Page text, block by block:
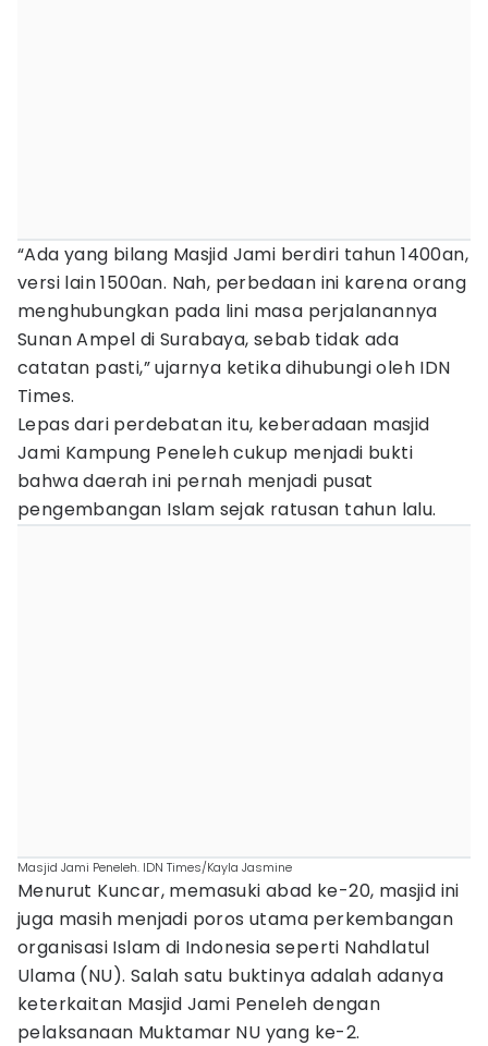
“Ada yang bilang Masjid Jami berdiri tahun 1400an,
versi lain 1500an. Nah, perbedaan ini karena orang
menghubungkan pada lini masa perjalanannya
Sunan Ampel di Surabaya, sebab tidak ada
catatan pasti,” ujarnya ketika dihubungi oleh IDN
Times.
Lepas dari perdebatan itu, keberadaan masjid
Jami Kampung Peneleh cukup menjadi bukti
bahwa daerah ini pernah menjadi pusat
pengembangan Islam sejak ratusan tahun lalu.
Masjid Jami Peneleh. IDN Times/Kayla Jasmine
Menurut Kuncar, memasuki abad ke-20, masjid ini
juga masih menjadi poros utama perkembangan
organisasi Islam di Indonesia seperti Nahdlatul
Ulama (NU). Salah satu buktinya adalah adanya
keterkaitan Masjid Jami Peneleh dengan
pelaksanaan Muktamar NU yang ke-2.